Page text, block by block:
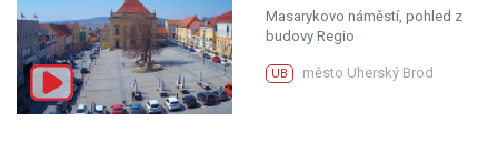
Masarykovo náměstí, pohled z
budovy Regio
UB město Uherský Brod